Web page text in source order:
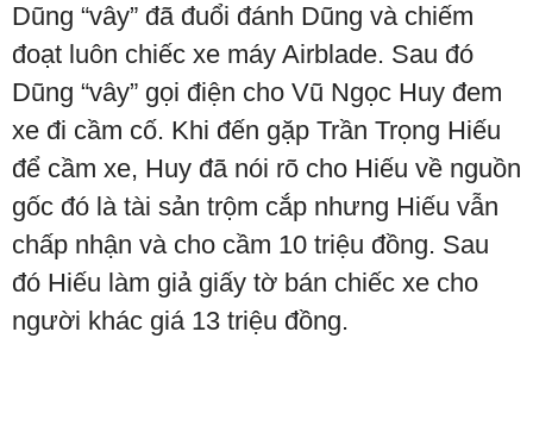
Dũng “vây” đã đuổi đánh Dũng và chiếm
đoạt luôn chiếc xe máy Airblade. Sau đó
Dũng “vây” gọi điện cho Vũ Ngọc Huy đem
xe đi cầm cố. Khi đến gặp Trần Trọng Hiếu
để cầm xe, Huy đã nói rõ cho Hiếu về nguồn
gốc đó là tài sản trộm cắp nhưng Hiếu vẫn
chấp nhận và cho cầm 10 triệu đồng. Sau
đó Hiếu làm giả giấy tờ bán chiếc xe cho
người khác giá 13 triệu đồng.